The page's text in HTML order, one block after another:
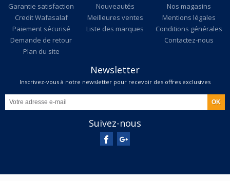
Garantie satisfaction
Credit Wafasalaf
Paiement sécurisé
Demande de retour
Plan du site
Nouveautés
Meilleures ventes
Liste des marques
Nos magasins
Mentions légales
Conditions générales
Contactez-nous
Newsletter
Inscrivez-vous à notre newsletter pour recevoir des offres exclusives
Suivez-nous